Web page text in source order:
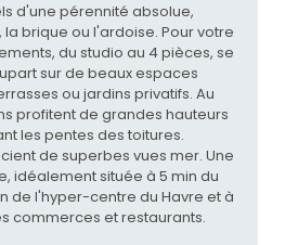
d'une pérennité absolue,
brique ou l'ardoise. Pour votre
du studio au 4 pièces, se
sur de beaux espaces
ou jardins privatifs. Au
profitent de grandes hauteurs
les pentes des toitures.
de superbes vues mer. Une
idéalement située à 5 min du
de l'hyper-centre du Havre et à
commerces et restaurants.